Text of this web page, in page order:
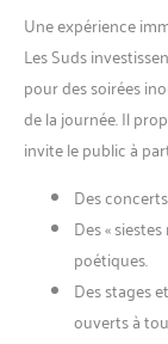
Une expérience
Les Suds
pour des soirées
de la journée. Il
invite le public à
Des
Des «
poétiques.
Des stages
ouverts à